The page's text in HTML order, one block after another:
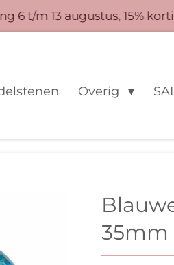
6 t/m 13 augustus, 15%
Overig
35mm